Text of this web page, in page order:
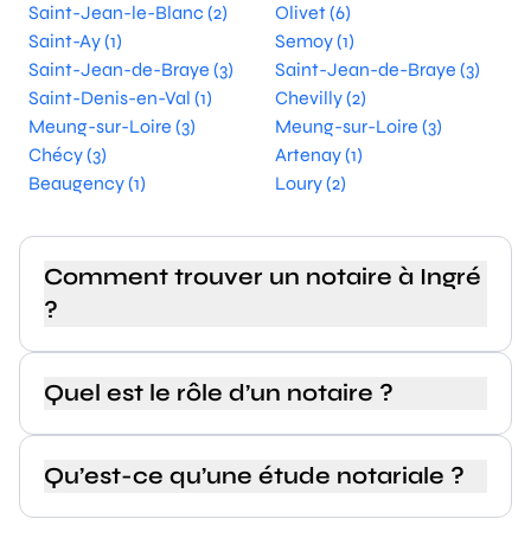
Saint-Jean-le-Blanc (2)
Olivet (6)
Saint-Ay (1)
Semoy (1)
Saint-Jean-de-Braye (3)
Saint-Jean-de-Braye (3)
Saint-Denis-en-Val (1)
Chevilly (2)
Meung-sur-Loire (3)
Meung-sur-Loire (3)
Chécy (3)
Artenay (1)
Beaugency (1)
Loury (2)
Comment trouver un notaire à Ingré
?
Quel est le rôle d’un notaire ?
Qu’est-ce qu’une étude notariale ?